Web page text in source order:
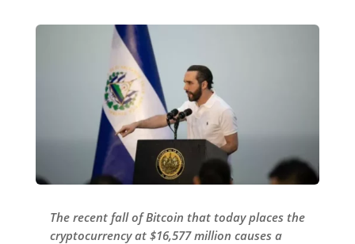
The recent fall of Bitcoin that today places the
cryptocurrency at $16,577 million causes a